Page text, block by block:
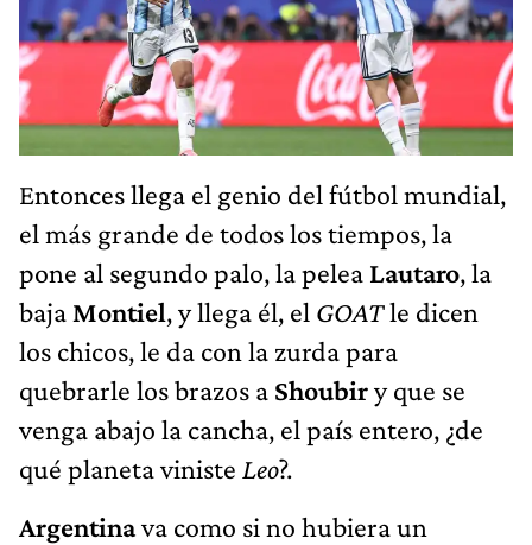
Entonces llega el genio del fútbol mundial,
el más grande de todos los tiempos, la
pone al segundo palo, la pelea Lautaro, la
baja Montiel, y llega él, el GOATle dicen
los chicos, le da con la zurda para
quebrarle los brazos a Shoubiry que se
venga abajo la cancha, el país entero, ¿de
qué planeta viniste Leo?.
Argentinava como si no hubiera un